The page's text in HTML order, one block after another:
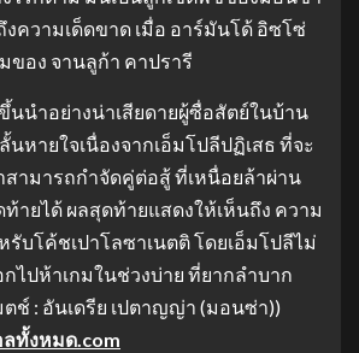
ความเด็ดขาด เมื่อ อาร์มันโด้ อิซโซ่
ของ จานลูก้า คาปรารี
นนําอย่างน่าเสียดายผู้ซื่อสัตย์ในบ้าน
หายใจเนื่องจากเอ็มโปลีปฏิเสธ ที่จะ
สามารถกําจัดคู่ต่อสู้ ที่เหนื่อยล้าผ่าน
ายได้ ผลสุดท้ายแสดงให้เห็นถึง ความ
บโค้ชเปาโลซาเนตติ โดยเอ็มโปลีไม่
กไปห้าเกมในช่วงบ่าย ที่ยากลําบาก
ช์ : อันเดรีย เปตาญญ่า (มอนซ่า))
ทั้งหมด.com